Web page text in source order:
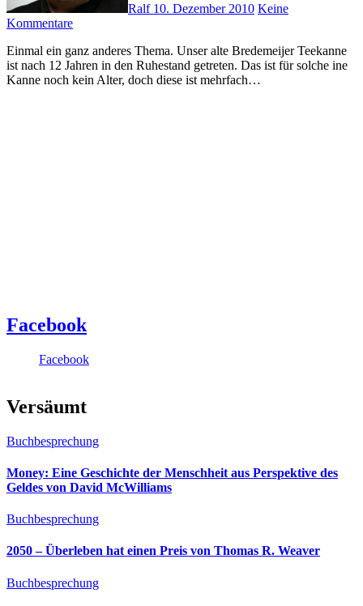
Ralf 10. Dezember 2010 Keine
Kommentare
Einmal ein ganz anderes Thema. Unser alte Bredemeijer Teekanne
ist nach 12 Jahren in den Ruhestand getreten. Das ist für solche ine
Kanne noch kein Alter, doch diese ist mehrfach…
Facebook
Facebook
Versäumt
Buchbesprechung
Money: Eine Geschichte der Menschheit aus Perspektive des
Geldes von David McWilliams
Buchbesprechung
2050 – Überleben hat einen Preis von Thomas R. Weaver
Buchbesprechung